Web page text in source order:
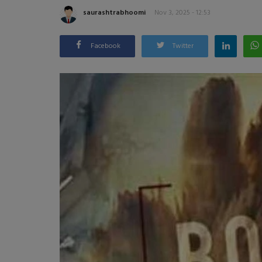
saurashtrabhoomi Nov 3, 2025 - 12:53
Facebook Twitter